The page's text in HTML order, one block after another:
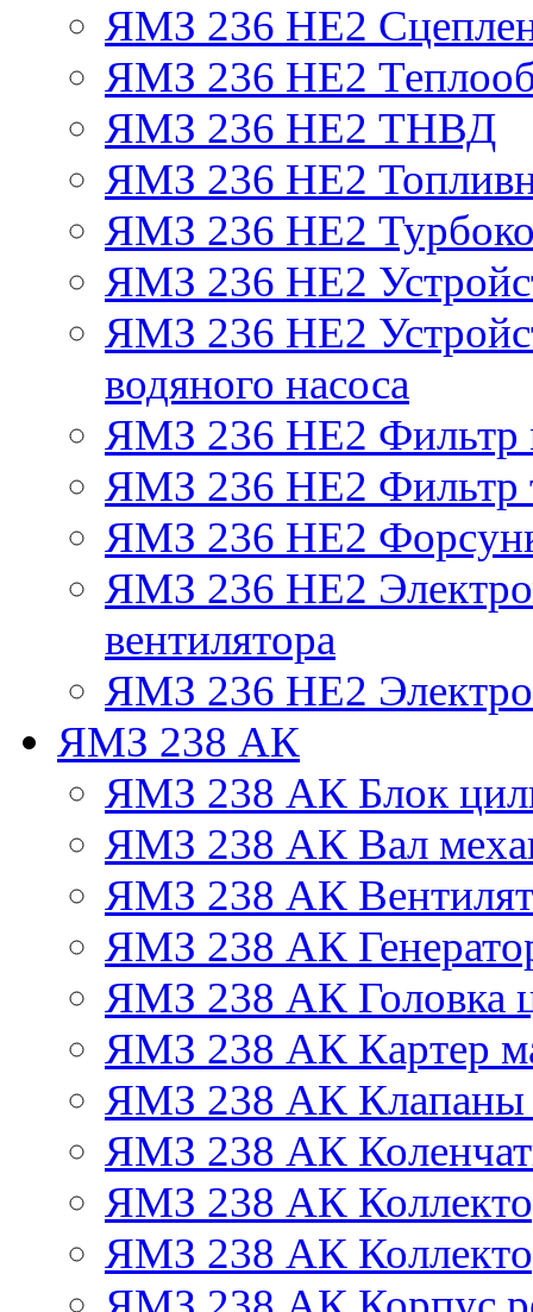
ЯМЗ 236 НЕ2
ЯМЗ 236 НЕ2
ЯМЗ 236 НЕ2 ТНВД
ЯМЗ 236 НЕ2
ЯМЗ 236 НЕ2
ЯМЗ 236 НЕ2
ЯМЗ 236 НЕ2
водяного насоса
ЯМЗ 236 НЕ2 Фильтр
ЯМЗ 236 НЕ2 Фильтр
ЯМЗ 236 НЕ2
ЯМЗ 236 НЕ2
вентилятора
ЯМЗ 236 НЕ2
ЯМЗ 238 АК
ЯМЗ 238 АК Блок
ЯМЗ 238 АК Вал
ЯМЗ 238 АК
ЯМЗ 238 АК
ЯМЗ 238 АК Головка
ЯМЗ 238 АК Картер
ЯМЗ 238 АК Клапаны
ЯМЗ 238 АК
ЯМЗ 238 АК
ЯМЗ 238 АК